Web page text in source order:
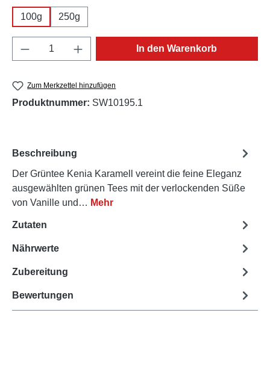
100g 250g
Produkt Anzahl: Gib den gewünschten
In den Warenkorb
Zum Merkzettel hinzufügen
Produktnummer: SW10195.1
Beschreibung
Der Grüntee Kenia Karamell vereint die feine Eleganz
ausgewählten grünen Tees mit der verlockenden Süße
von Vanille und… Mehr
Zutaten
Nährwerte
Zubereitung
Bewertungen